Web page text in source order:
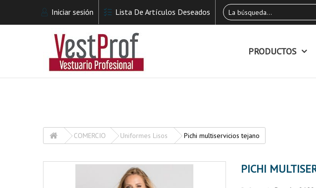
Iniciar sesión Lista De Artículos Deseados
PRODUCTOS
COMERCIO Uniformes Lisos Pichi multiservicios tejano
PICHI